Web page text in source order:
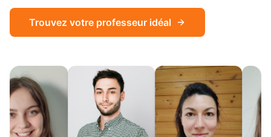
Trouvez votre professeur idéal